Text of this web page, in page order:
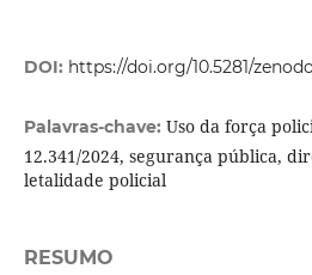
DOI: https://doi.org/10.5281/
Palavras-chave: Uso da força
12.341/2024, segurança pública,
letalidade policial
RESUMO